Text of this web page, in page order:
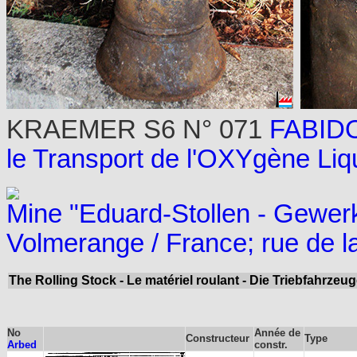
KRAEMER S6 N° 071
le Transport de l'OXYgène
Mine "Eduard-Stollen -
Volmerange / France; rue de
The Rolling Stock - Le matériel roulant - Die
No
Arbed
Constructeur Année de
constr.
Type